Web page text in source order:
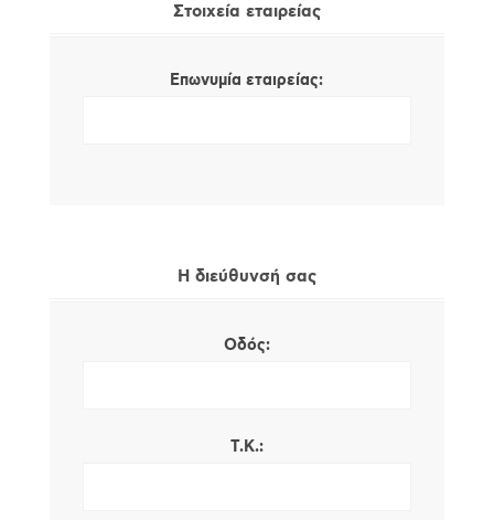
Στοιχεία εταιρείας
Επωνυμία εταιρείας:
Η διεύθυνσή σας
Οδός:
Τ.Κ.: